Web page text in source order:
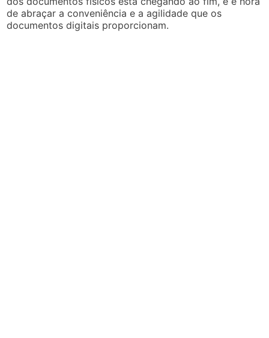
de abraçar a conveniência e a agilidade que os
documentos digitais proporcionam.